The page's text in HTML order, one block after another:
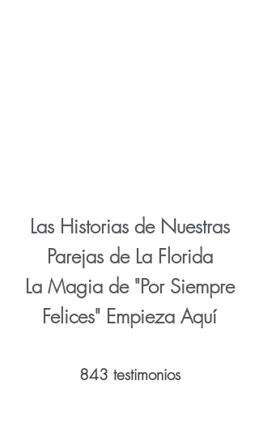
Las Historias de Nuestras
Parejas de La Florida
La Magia de "Por Siempre
Felices" Empieza Aquí
843 testimonios